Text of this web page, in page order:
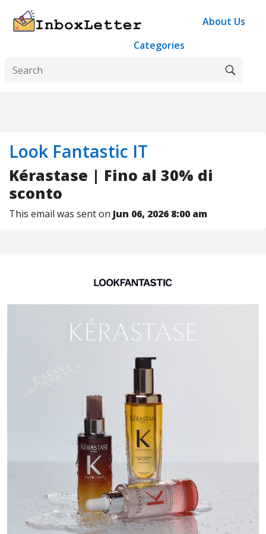
About Us
Categories
Look Fantastic IT
Kérastase | Fino al 30% di
sconto
This email was sent on Jun 06, 2026 8:00 am